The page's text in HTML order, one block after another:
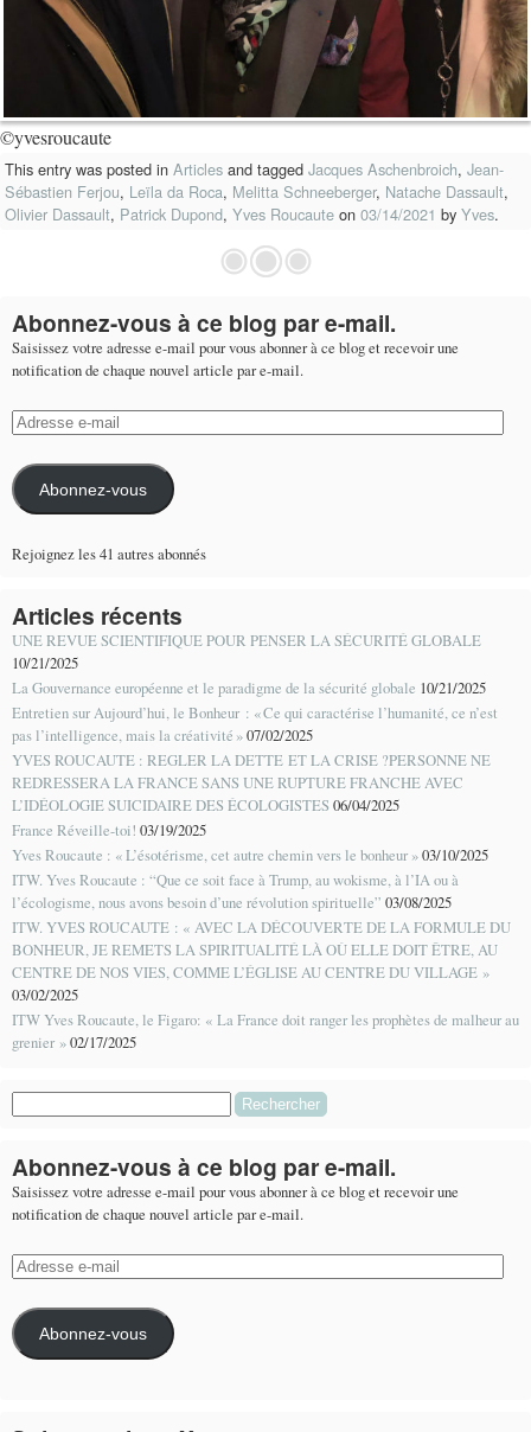
©yvesroucaute
This entry was posted in Articles and tagged Jacques Aschenbroich, Jean-
Sébastien Ferjou, Leïla da Roca, Melitta Schneeberger, Natache Dassault,
Olivier Dassault, Patrick Dupond, Yves Roucaute on 03/14/2021 by Yves.
Abonnez-vous à ce blog par e-mail.
Saisissez votre adresse e-mail pour vous abonner à ce blog et recevoir une
notification de chaque nouvel article par e-mail.
Adresse
e-
mail
Abonnez-vous
Rejoignez les 41 autres abonnés
Articles récents
UNE REVUE SCIENTIFIQUE POUR PENSER LA SÉCURITÉ GLOBALE
10/21/2025
La Gouvernance européenne et le paradigme de la sécurité globale 10/21/2025
Entretien sur Aujourd’hui, le Bonheur : « Ce qui caractérise l’humanité, ce n’est
pas l’intelligence, mais la créativité »07/02/2025
YVES ROUCAUTE : REGLER LA DETTE ET LA CRISE ?PERSONNE NE
REDRESSERA LA FRANCE SANS UNE RUPTURE FRANCHE AVEC
L’IDÉOLOGIE SUICIDAIRE DES ÉCOLOGISTES06/04/2025
France Réveille-toi! 03/19/2025
Yves Roucaute : « L’ésotérisme, cet autre chemin vers le bonheur »03/10/2025
ITW. Yves Roucaute : “Que ce soit face à Trump, au wokisme, à l’IA ou à
l’écologisme, nous avons besoin d’une révolution spirituelle” 03/08/2025
ITW. YVES ROUCAUTE : « AVEC LA DÉCOUVERTE DE LA FORMULE DU
BONHEUR, JE REMETS LA SPIRITUALITÉ LÀ OÙ ELLE DOIT ÊTRE, AU
CENTRE DE NOS VIES, COMME L’ÉGLISE AU CENTRE DU VILLAGE »
03/02/2025
ITW Yves Roucaute, le Figaro: « La France doit ranger les prophètes de malheur au
grenier »02/17/2025
Abonnez-vous à ce blog par e-mail.
Saisissez votre adresse e-mail pour vous abonner à ce blog et recevoir une
notification de chaque nouvel article par e-mail.
Adresse
mail
Abonnez-vous